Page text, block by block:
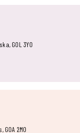
G0L 3Y0
G0A 2M0